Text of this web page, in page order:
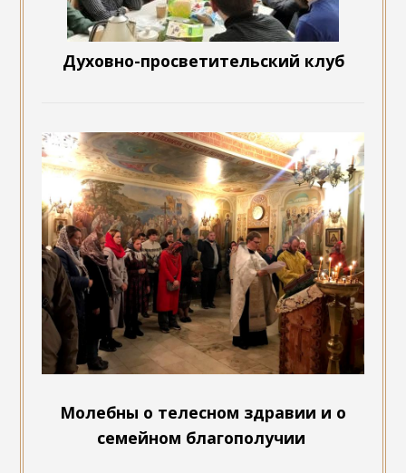
Духовно-просветительский клуб
Молебны о телесном здравии и о
семейном благополучии